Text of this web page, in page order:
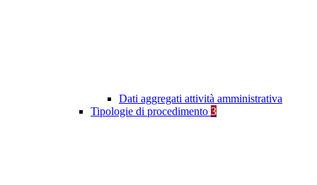
Dati aggregati attività amministrativa
Tipologie di procedimento 3